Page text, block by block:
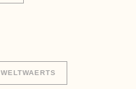
WELTWAERTS